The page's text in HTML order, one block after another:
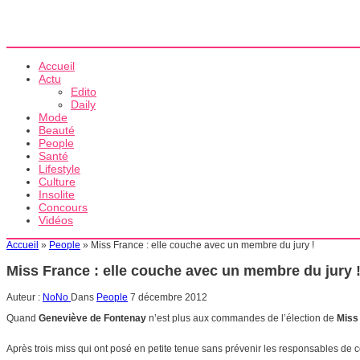
Accueil
Actu
Edito
Daily
Mode
Beauté
People
Santé
Lifestyle
Culture
Insolite
Concours
Vidéos
Accueil » People » Miss France : elle couche avec un membre du jury !
Miss France : elle couche avec un membre du jury !
Auteur : NoNo Dans People 7 décembre 2012
Quand Geneviève de Fontenay n’est plus aux commandes de l’élection de Miss
Après trois miss qui ont posé en petite tenue sans prévenir les responsables de